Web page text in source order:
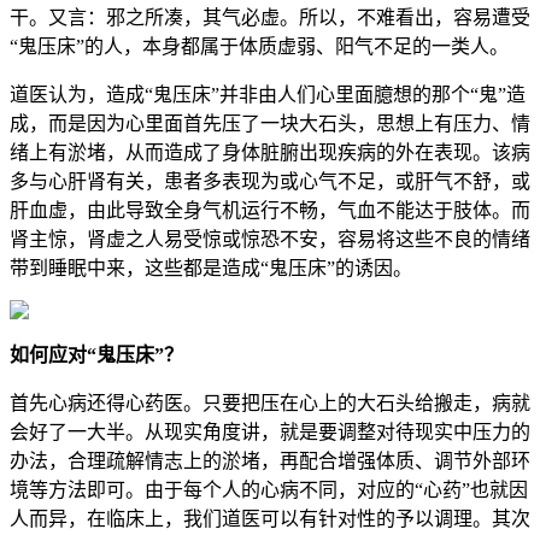
干。又言：邪之所凑，其气必虚。所以，不难看出，容易遭受
“鬼压床”的人，本身都属于体质虚弱、阳气不足的一类人。
道医认为，造成“鬼压床”并非由人们心里面臆想的那个“鬼”造
成，而是因为心里面首先压了一块大石头，思想上有压力、情
绪上有淤堵，从而造成了身体脏腑出现疾病的外在表现。该病
多与心肝肾有关，患者多表现为或心气不足，或肝气不舒，或
肝血虚，由此导致全身气机运行不畅，气血不能达于肢体。而
肾主惊，肾虚之人易受惊或惊恐不安，容易将这些不良的情绪
带到睡眠中来，这些都是造成“鬼压床”的诱因。
如何应对“鬼压床”？
首先心病还得心药医。只要把压在心上的大石头给搬走，病就
会好了一大半。从现实角度讲，就是要调整对待现实中压力的
办法，合理疏解情志上的淤堵，再配合增强体质、调节外部环
境等方法即可。由于每个人的心病不同，对应的“心药”也就因
人而异，在临床上，我们道医可以有针对性的予以调理。其次